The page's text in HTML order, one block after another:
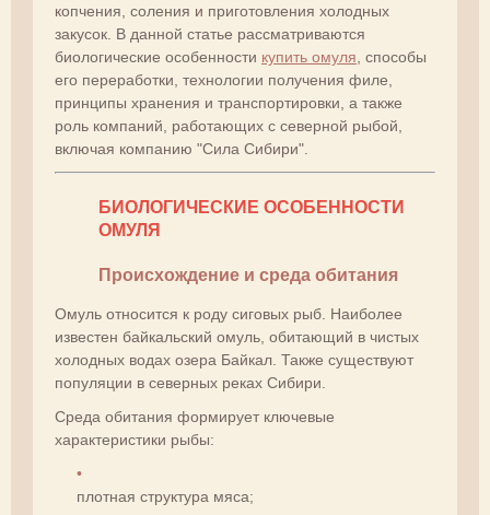
копчения, соления и приготовления холодных
закусок. В данной статье рассматриваются
биологические особенности купить омуля , способы
его переработки, технологии получения филе,
принципы хранения и транспортировки, а также
роль компаний, работающих с северной рыбой,
включая компанию "Сила Сибири".
БИОЛОГИЧЕСКИЕ ОСОБЕННОСТИ
ОМУЛЯ
Происхождение и среда обитания
Омуль относится к роду сиговых рыб. Наиболее
известен байкальский омуль, обитающий в чистых
холодных водах озера Байкал. Также существуют
популяции в северных реках Сибири.
Среда обитания формирует ключевые
характеристики рыбы:
плотная структура мяса;